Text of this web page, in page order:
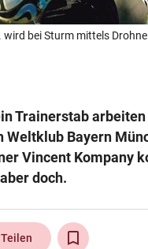
bei Sturm mittels
Trainerstab
Bayern
Vincent Kompany
doch.
Teilen